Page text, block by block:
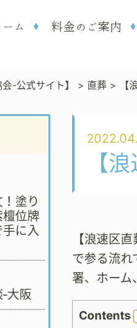
ーム 料金のご案内
-公式サイト】 > 直葬 > 【
塗り
位牌
に入
大阪
【
【浪速区
で参る流れ
署、ホーム
Contents